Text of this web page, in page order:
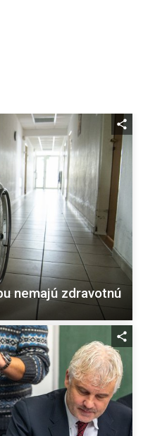
nemajú zdravotnú